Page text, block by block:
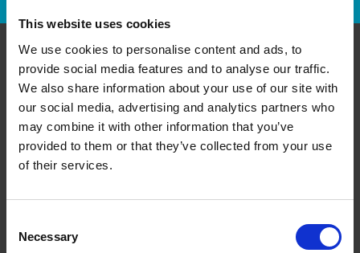
This website uses cookies
We use cookies to personalise content and ads, to
provide social media features and to analyse our traffic.
We also share information about your use of our site with
our social media, advertising and analytics partners who
may combine it with other information that you’ve
provided to them or that they’ve collected from your use
of their services.
Selection
Necessary
Communiquer avec nous
The UPS Store #459
3450 St-Denis Street , Sherbrooke Metro Station
Montreal Quebec - H2X 3L3
Obtenez l'itinéraire vers notre magasin